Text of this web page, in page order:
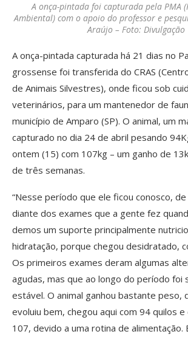
A onça-pintada foi capturada pela PMA
Ambiental) com o apoio do professor e
Araújo – Foto: Divulgação
A onça-pintada capturada há 21 dias no
grossense foi transferida do CRAS
de Animais Silvestres), onde ficou sob
veterinários, para um mantenedor de
município de Amparo (SP). O animal, um
capturado no dia 24 de abril pesando
ontem (15) com 107kg – um ganho de
de três semanas.
“Nesse período que ele ficou conosco,
diante dos exames que a gente fez
demos um suporte principalmente
hidratação, porque chegou desidratado,
Os primeiros exames deram algumas
agudas, mas que ao longo do período foi
estável. O animal ganhou bastante peso,
evoluiu bem, chegou aqui com 94 quilos
107, devido a uma rotina de alimentação.